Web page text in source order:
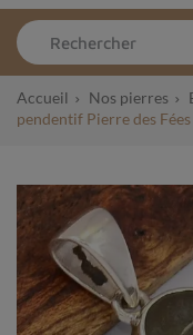
Accueil Nos pierres
pendentif Pierre des Fées